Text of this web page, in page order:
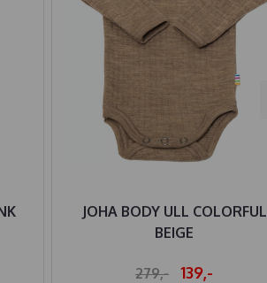
JOHA BODY ULL COLORFUL
BEIGE
279,-
139,-